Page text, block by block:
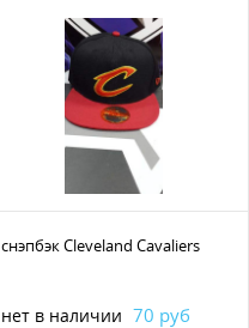
снэпбэк Cleveland Cavaliers
нет в наличии 70 руб